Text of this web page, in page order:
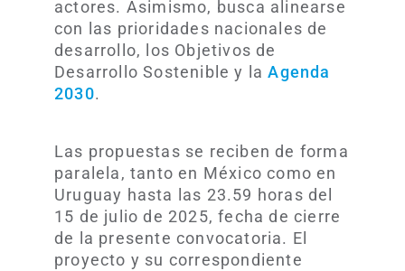
actores. Asimismo, busca alinearse
con las prioridades nacionales de
desarrollo, los Objetivos de
Desarrollo Sostenible y laAgenda
2030.
Las propuestas se reciben de forma
paralela, tanto en México como en
Uruguay hasta las 23.59 horas del
15 de julio de 2025, fecha de cierre
de la presente convocatoria. El
proyecto y su correspondiente